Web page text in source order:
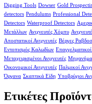
Digging Tools Dowser Gold
detectors Pendulums Professional
Detectors Waterproof Detectors
Μετάλλων Ανιχνευτές Χόμπυ
Αποστατικοί Ανιχνευτές Βέργες
Εντοπισμός Καλωδίων Επαγγελματικοί
Μεταχειρισμένοι Ανιχνευτές
Οικονομικοί Ανιχνευτές Παλμικοί
Όργανα Σκαπτικά Είδη Υποβρύχιοι
Ετικέτες